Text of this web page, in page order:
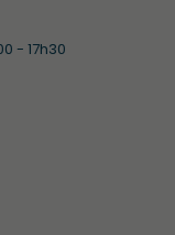
- 17h30